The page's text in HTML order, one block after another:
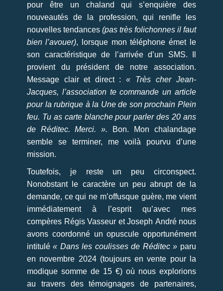
pour être un chaland qui s’enquière des
nouveautés de la profession, qui renifle les
nouvelles tendances (pas très folichonnes il faut
bien l’avouer), lorsque mon téléphone émet le
son caractéristique de l’arrivée d’un SMS. Il
provient du président de notre association.
Message clair et direct : « Très cher Jean-
Jacques, l’association te commande un article
pour la rubrique à la Une de son prochain Plein
feu. Tu as carte blanche pour parler des 20 ans
de Réditec. Merci. ». Bon. Mon chalandage
semble se terminer, me voilà pourvu d’une
mission.
Toutefois, je reste un peu circonspect.
Nonobstant le caractère un peu abrupt de la
demande, ce qui ne m’offusque guère, me vient
immédiatement à l’esprit qu’avec mes
compères Régis Vasseur et Joseph André nous
avons coordonné un opuscule opportunément
intitulé « Dans les coulisses de Réditec » paru
en novembre 2024 (toujours en vente pour la
modique somme de 15 €) où nous explorions
au travers des témoignages de partenaires,